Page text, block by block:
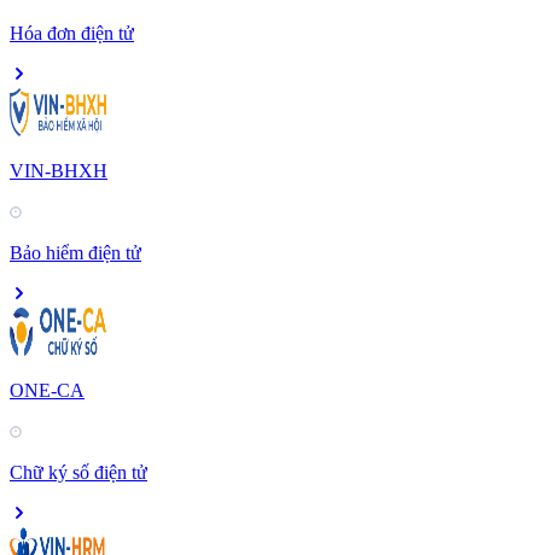
Hóa đơn điện tử
VIN-BHXH
Bảo hiểm điện tử
ONE-CA
Chữ ký số điện tử